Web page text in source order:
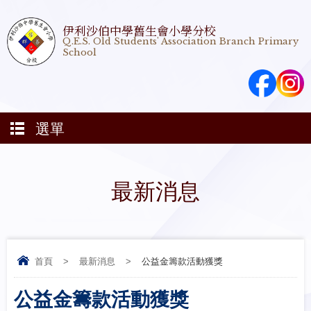
伊利沙伯中學舊生會小學分校
Q.E.S. Old Students' Association Branch Primary
School
選單
最新消息
首頁 > 最新消息 > 公益金籌款活動獲獎
公益金籌款活動獲獎